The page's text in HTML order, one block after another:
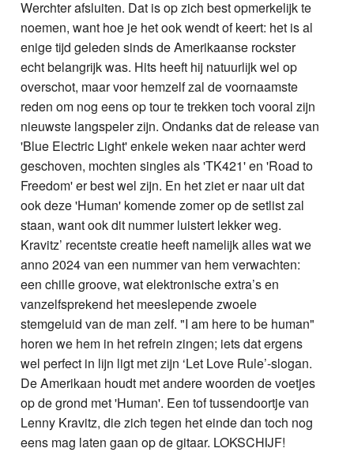
Werchter afsluiten. Dat is op zich best opmerkelijk te
noemen, want hoe je het ook wendt of keert: het is al
enige tijd geleden sinds de Amerikaanse rockster
echt belangrijk was. Hits heeft hij natuurlijk wel op
overschot, maar voor hemzelf zal de voornaamste
reden om nog eens op tour te trekken toch vooral zijn
nieuwste langspeler zijn. Ondanks dat de release van
'Blue Electric Light' enkele weken naar achter werd
geschoven, mochten singles als 'TK421' en 'Road to
Freedom' er best wel zijn. En het ziet er naar uit dat
ook deze 'Human' komende zomer op de setlist zal
staan, want ook dit nummer luistert lekker weg.
Kravitz’ recentste creatie heeft namelijk alles wat we
anno 2024 van een nummer van hem verwachten:
een chille groove, wat elektronische extra’s en
vanzelfsprekend het meeslepende zwoele
stemgeluid van de man zelf. "I am here to be human"
horen we hem in het refrein zingen; iets dat ergens
wel perfect in lijn ligt met zijn ‘Let Love Rule’-slogan.
De Amerikaan houdt met andere woorden de voetjes
op de grond met 'Human'. Een tof tussendoortje van
Lenny Kravitz, die zich tegen het einde dan toch nog
eens mag laten gaan op de gitaar. LOKSCHIJF!